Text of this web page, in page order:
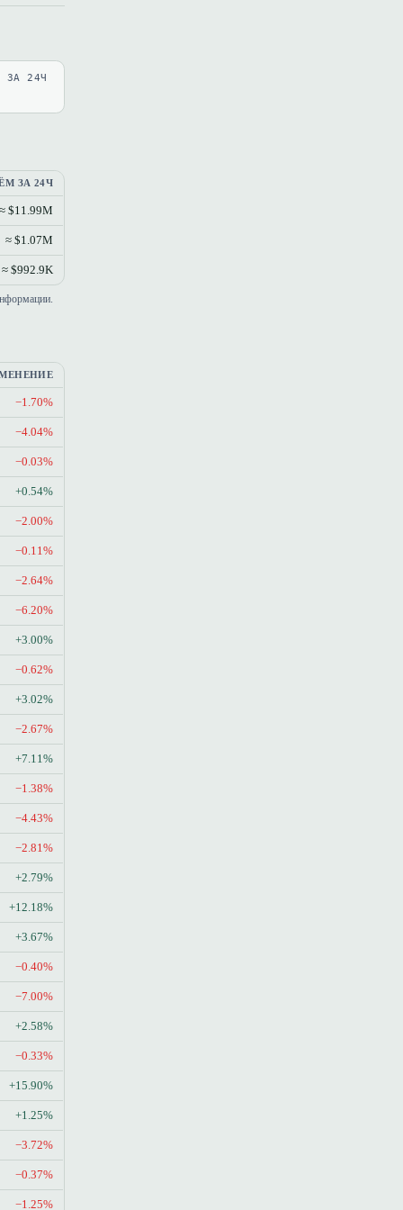
ЗА 24Ч
ЗА 24Ч
≈ $11.99M
≈ $1.07M
≈ $992.9K
−1.70%
−4.04%
−0.03%
+0.54%
−2.00%
−0.11%
−2.64%
−6.20%
+3.00%
−0.62%
+3.02%
−2.67%
+7.11%
−1.38%
−4.43%
−2.81%
+2.79%
+12.18%
+3.67%
−0.40%
−7.00%
+2.58%
−0.33%
+15.90%
+1.25%
−3.72%
−0.37%
−1.25%